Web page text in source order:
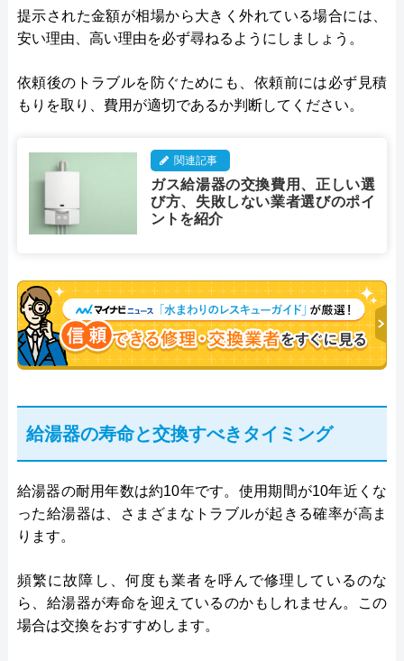
提示された金額が相場から大きく外れている場合には、
安い理由、高い理由を必ず尋ねるようにしましょう。
依頼後のトラブルを防ぐためにも、依頼前には必ず見積
もりを取り、費用が適切であるか判断してください。
関連記事
ガス給湯器の交換費用、正しい選
び方、失敗しない業者選びのポイ
ントを紹介
給湯器の寿命と交換すべきタイミング
給湯器の耐用年数は約10年です。使用期間が10年近くな
った給湯器は、さまざまなトラブルが起きる確率が高ま
ります。
頻繁に故障し、何度も業者を呼んで修理しているのな
ら、給湯器が寿命を迎えているのかもしれません。この
場合は交換をおすすめします。